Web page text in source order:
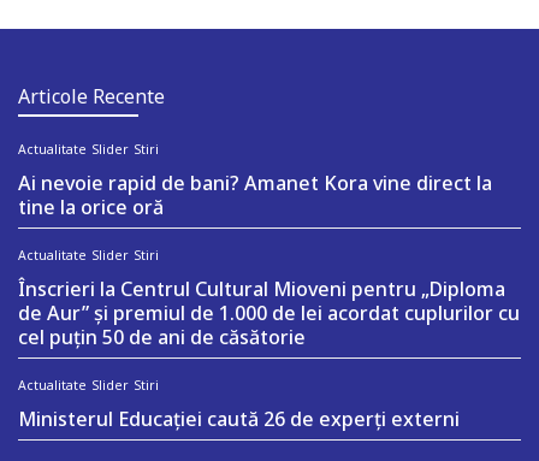
Articole Recente
Actualitate Slider Stiri
Ai nevoie rapid de bani? Amanet Kora vine direct la
tine la orice oră
Actualitate Slider Stiri
Înscrieri la Centrul Cultural Mioveni pentru „Diploma
de Aur” și premiul de 1.000 de lei acordat cuplurilor cu
cel puțin 50 de ani de căsătorie
Actualitate Slider Stiri
Ministerul Educației caută 26 de experți externi